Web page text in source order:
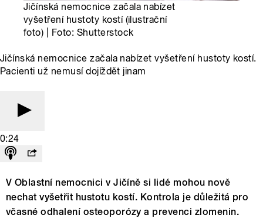
Jičínská nemocnice začala nabízet
vyšetření hustoty kostí (ilustrační
foto) | Foto: Shutterstock
Jičínská nemocnice začala nabízet vyšetření hustoty kostí.
Pacienti už nemusí dojíždět jinam
0:24
V Oblastní nemocnici v Jičíně si lidé mohou nově
nechat vyšetřit hustotu kostí. Kontrola je důležitá pro
včasné odhalení osteoporózy a prevenci zlomenin.